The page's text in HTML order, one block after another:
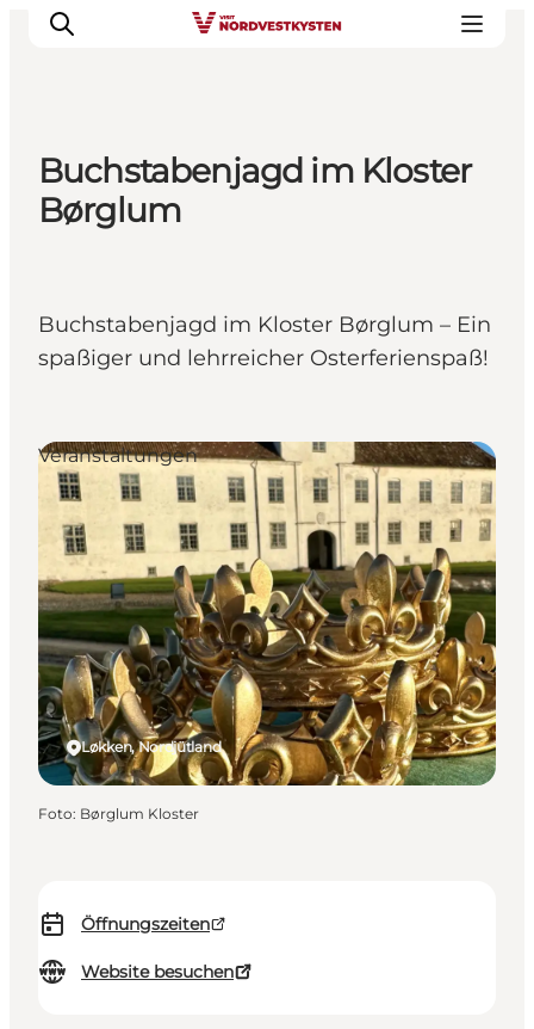
Urlaubsorte
Inspiration
Mach deine Urlaubsplanung
Buchstabenjagd im Kloster
Børglum
Buchstabenjagd im Kloster Børglum – Ein
spaßiger und lehrreicher Osterferienspaß!
Öffnungszeiten
Website besuchen
Løkken, Nordjütland
Veranstaltungen
Foto: Børglum Kloster